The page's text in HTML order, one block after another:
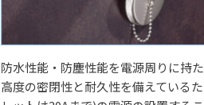
防水性能・防塵性能を電源周りに持
高度の密閉性と耐久性を備えている